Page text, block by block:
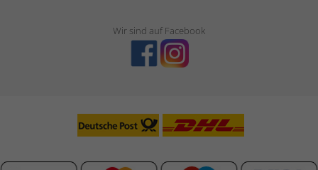
Wir sind auf Facebook